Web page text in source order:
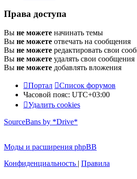
Права доступа
Вы не можете начинать темы
Вы не можете отвечать на сообщения
Вы не можете редактировать свои
Вы не можете удалять свои сообщения
Вы не можете добавлять вложения
Портал
Список форумов
Часовой пояс: UTC+03:00
Удалить cookies
SourceBans by *Drive*
Моды и расширения phpBB
Конфиденциальность | Правила